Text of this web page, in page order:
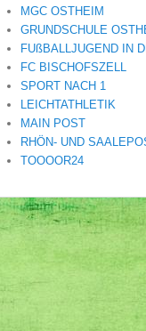
MGC OSTHEIM
GRUNDSCHULE
FUßBALLJUGEND IN
FC BISCHOFSZELL
SPORT NACH 1
LEICHTATHLETIK
MAIN POST
RHÖN- UND
TOOOOR24